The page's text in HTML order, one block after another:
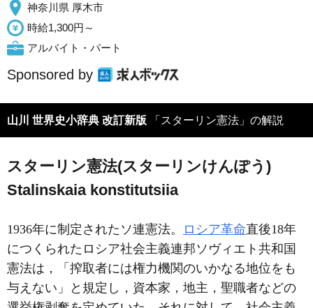
神奈川県 厚木市
時給1,300円～
アルバイト・パート
Sponsored by
山川 世界史小辞典 改訂新版 「スターリン憲法」の解説
スターリン憲法(スターリンけんぽう)
Stalinskaia konstitutsiia
1936年に制定されたソ連憲法。 ロシア革命直後18年
につくられたロシア社会主義連邦ソヴィエト共和国
憲法は，「搾取者には権力機関のいかなる地位をも
与えない」と規定し，資本家，地主，聖職者などの